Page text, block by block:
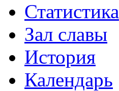
Статистика
Зал славы
История
Календарь